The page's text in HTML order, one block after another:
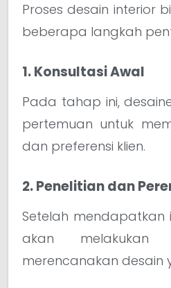
Proses desain interior
beberapa langkah
1. Konsultasi Awal
Pada tahap ini,
pertemuan untuk
dan preferensi klien.
2. Penelitian dan
Setelah mendapatkan
akan melakukan
merencanakan desain